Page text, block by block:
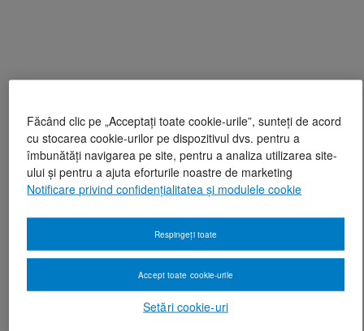
Făcând clic pe „Acceptați toate cookie-urile”, sunteți de acord
cu stocarea cookie-urilor pe dispozitivul dvs. pentru a
îmbunătăți navigarea pe site, pentru a analiza utilizarea site-
ului și pentru a ajuta eforturile noastre de marketing
Notificare privind confidențialitatea și modulele cookie
Setări cookie-uri
Respingeți toate
Accept toate cookie-urile